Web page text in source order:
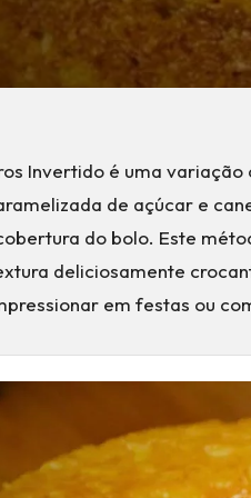
Invertido é uma
de açúcar e
do bolo. Este
deliciosamente
em festas ou